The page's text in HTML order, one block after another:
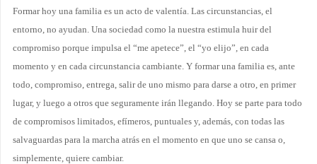
Formar hoy una familia es un acto de valentía. Las circunstancias, el
entorno, no ayudan. Una sociedad como la nuestra estimula huir del
compromiso porque impulsa el “me apetece”, el “yo elijo”, en cada
momento y en cada circunstancia cambiante. Y formar una familia es, ante
todo, compromiso, entrega, salir de uno mismo para darse a otro, en primer
lugar, y luego a otros que seguramente irán llegando. Hoy se parte para todo
de compromisos limitados, efímeros, puntuales y, además, con todas las
salvaguardas para la marcha atrás en el momento en que uno se cansa o,
simplemente, quiere cambiar.